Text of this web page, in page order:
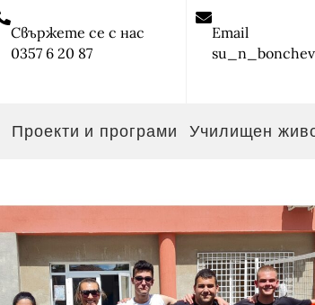
Свържете се с нас
0357 6 20 87
Email
Проекти и програми Училищен